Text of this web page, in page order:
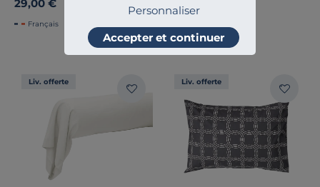
Personnaliser
Accepter et continuer
29,00 €
Français
25,00 €
Liv. offerte Liv. offerte